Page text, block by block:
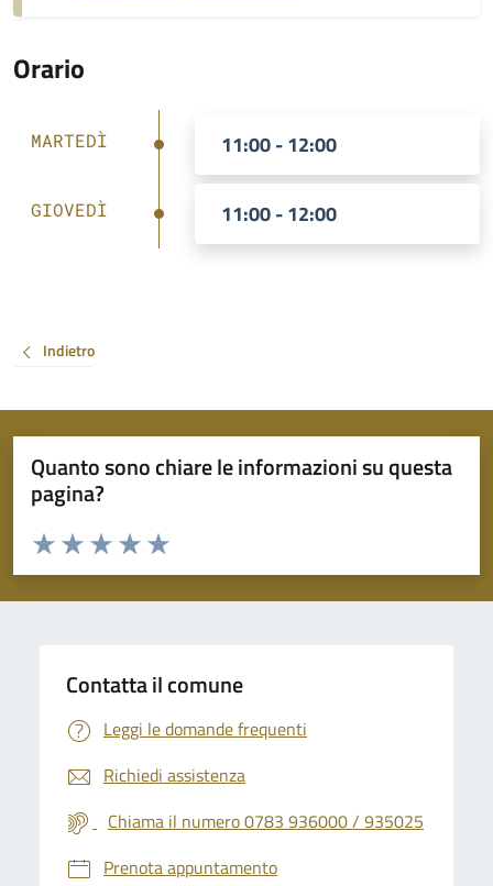
Orario
MARTEDÌ 11:00 - 12:00
GIOVEDÌ 11:00 - 12:00
Indietro
Quanto sono chiare le informazioni su questa
pagina?
Valuta da 1 a 5 stelle la pagina
Valuta 5 stelle su 5
Valuta 4 stelle su 5
Valuta 3 stelle su 5
Valuta 2 stelle su 5
Valuta 1 stelle su 5
Contatta il comune
Leggi le domande frequenti
Richiedi assistenza
Chiama il numero 0783 936000 / 935025
Prenota appuntamento